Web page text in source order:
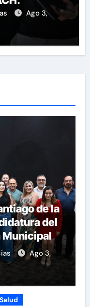
Ago 3,
de la
del
Municipal
Ago 3,
Salud